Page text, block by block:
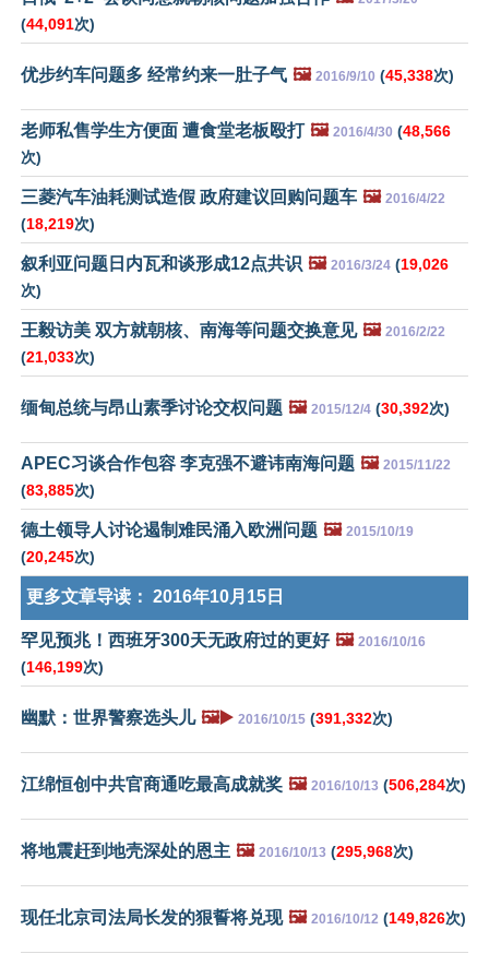
(44,091次)
优步约车问题多 经常约来一肚子气 🖼️ 2016/9/10 (45,338次)
老师私售学生方便面 遭食堂老板殴打 🖼️ 2016/4/30 (48,566
次)
三菱汽车油耗测试造假 政府建议回购问题车 🖼️ 2016/4/22
(18,219次)
叙利亚问题日内瓦和谈形成12点共识 🖼️ 2016/3/24 (19,026
次)
王毅访美 双方就朝核、南海等问题交换意见 🖼️ 2016/2/22
(21,033次)
缅甸总统与昂山素季讨论交权问题 🖼️ 2015/12/4 (30,392次)
APEC习谈合作包容 李克强不避讳南海问题 🖼️ 2015/11/22
(83,885次)
德土领导人讨论遏制难民涌入欧洲问题 🖼️ 2015/10/19
(20,245次)
更多文章导读： 2016年10月15日
罕见预兆！西班牙300天无政府过的更好 🖼️ 2016/10/16
(146,199次)
幽默：世界警察选头儿 🖼️▶️ 2016/10/15 (391,332次)
江绵恒创中共官商通吃最高成就奖 🖼️ 2016/10/13 (506,284次)
将地震赶到地壳深处的恩主 🖼️ 2016/10/13 (295,968次)
现任北京司法局长发的狠誓将兑现 🖼️ 2016/10/12 (149,826次)